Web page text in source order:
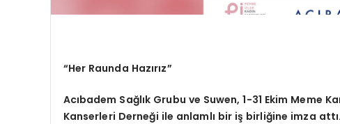
“Her Raunda Hazırız”
Acıbadem Sağlık Grubu ve Suwen, 1-31 Ekim Meme
Kanserleri Derneği ile anlamlı bir iş birliğine imza attı.